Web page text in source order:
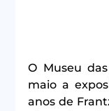
O Museu
maio a
anos de